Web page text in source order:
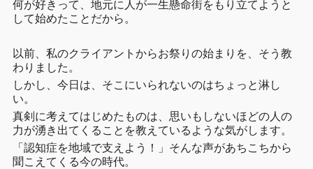
何が好きって、地元に人が一生懸命街をもり立てようと
して始めたことだから。
以前、私のクライアントからお祭りの始まりを、そう教
わりました。
しかし、今日は、そこにいられないのはちょっと淋し
い。
真剣に考えてはじめたものは、思いもしないほどの人の
力が湧き出てくることを教えているような気がします。
「認知症を地域で支えよう！」そんな声があちこちから
聞こえてくる今の時代。